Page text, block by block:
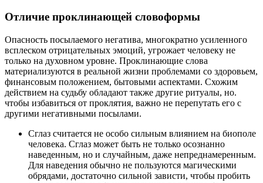
Отличие проклинающей словоформы
Опасность посылаемого негатива, многократно усиленного
всплеском отрицательных эмоций, угрожает человеку не
только на духовном уровне. Проклинающие слова
материализуются в реальной жизни проблемами со здоровьем,
финансовым положением, бытовыми аспектами. Схожим
действием на судьбу обладают также другие ритуалы, но.
чтобы избавиться от проклятия, важно не перепутать его с
другими негативными посылами.
Сглаз считается не особо сильным влиянием на биополе
человека. Сглаз может быть не только осознанно
наведенным, но и случайным, даже непреднамеренным.
Для наведения обычно не пользуются магическими
обрядами, достаточно сильной зависти, чтобы пробить